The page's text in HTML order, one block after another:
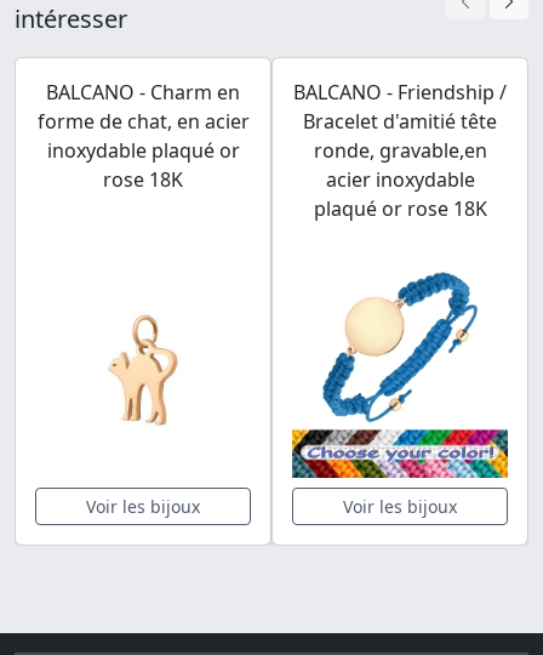
intéresser
BALCANO - Charm en
forme de chat, en acier
inoxydable plaqué or
rose 18K
Voir les bijoux
BALCANO - Friendship /
Bracelet d'amitié tête
ronde, gravable,en
acier inoxydable
plaqué or rose 18K
Voir les bijoux